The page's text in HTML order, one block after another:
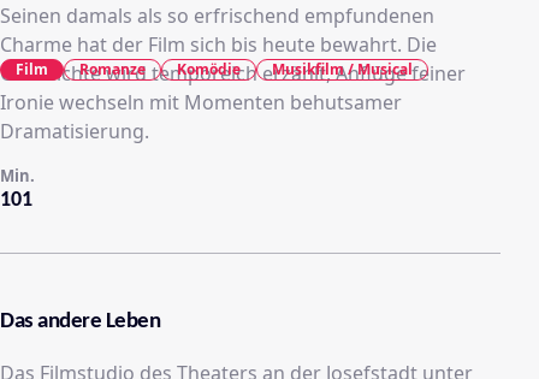
Seinen damals als so erfrischend empfundenen
Charme hat der Film sich bis heute bewahrt. Die
Geschichte wird temporeich erzählt, Anflüge feiner
Ironie wechseln mit Momenten behutsamer
Dramatisierung.
101
Min.
Film Romanze Komödie Musikfilm / Musical
Das andere Leben
Das Filmstudio des Theaters an der Josefstadt unter